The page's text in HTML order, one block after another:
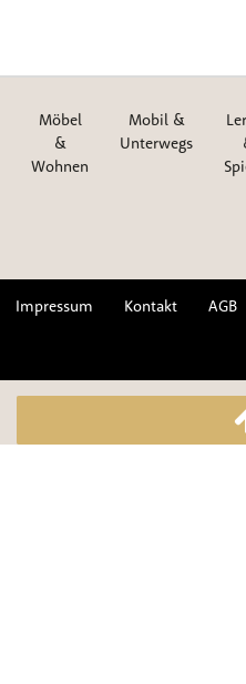
Möbel
&
Wohnen
Mobil &
Unterwegs
Impressum Kontakt AGB